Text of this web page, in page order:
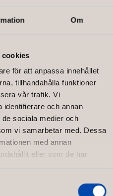
Om
cookies
för att anpassa innehållet
tillhandahålla funktioner
vår trafik. Vi
identifierare och annan
sociala medier och
vi samarbetar med. Dessa
med annan
eller som de har